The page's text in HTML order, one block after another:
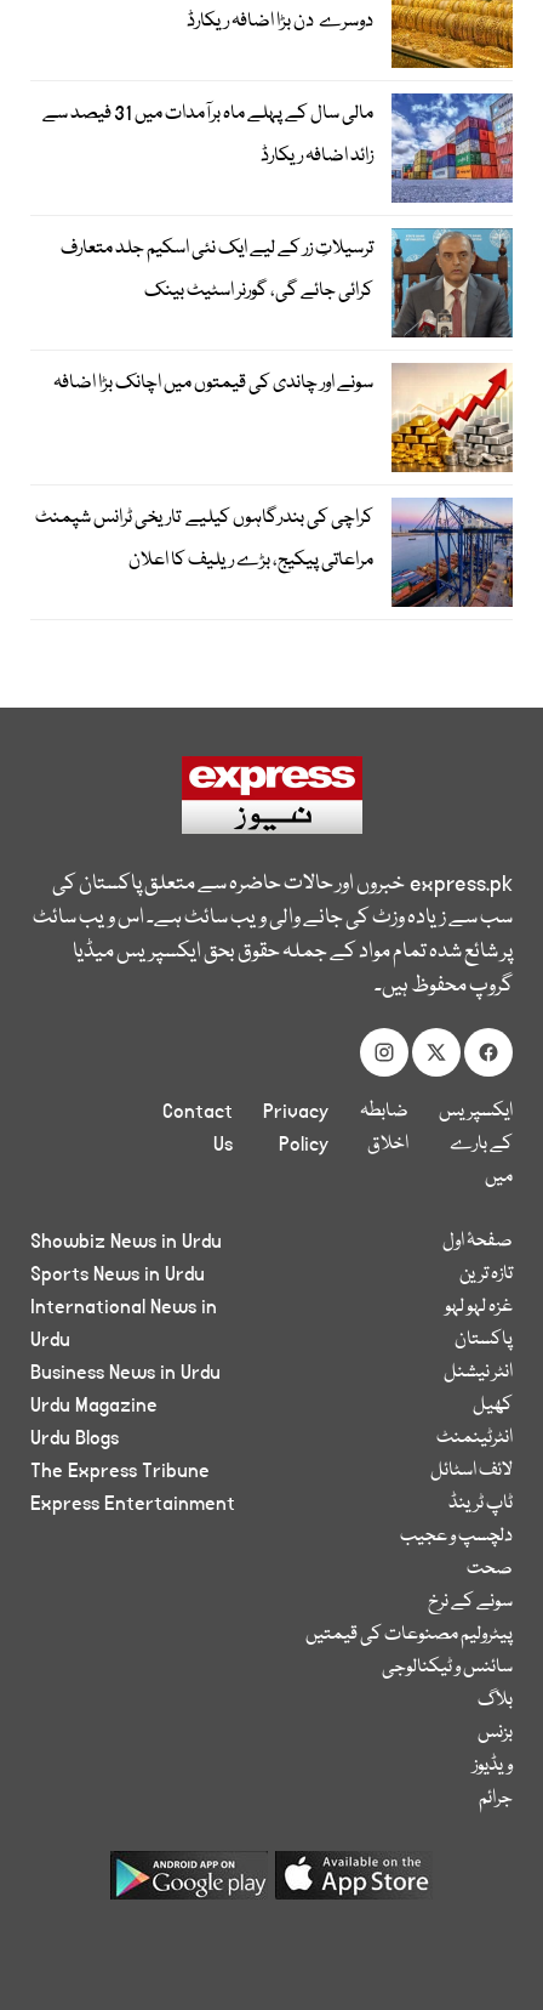
دوسرے دن بڑا اضافہ ریکارڈ
مالی سال کے پہلے ماہ برآمدات میں 31 فیصد سے
زائد اضافہ ریکارڈ
ترسیلاتِ زر کے لیے ایک نئی اسکیم جلد متعارف
کرائی جائے گی، گورنر اسٹیٹ بینک
سونے اور چاندی کی قیمتوں میں اچانک بڑا اضافہ
کراچی کی بندرگاہوں کیلیے تاریخی ٹرانس شپمنٹ
مراعاتی پیکیج، بڑے ریلیف کا اعلان
express.pkخبروں اور حالات حاضرہ سے متعلق پاکستان کی
سب سے زیادہ وزٹ کی جانے والی ویب سائٹ ہے۔ اس ویب سائٹ
پر شائع شدہ تمام مواد کے جملہ حقوق بحق ایکسپریس میڈیا
گروپ محفوظ ہیں۔
ایکسپریس
کے بارے
میں
ضابطہ
اخلاق
Privacy
Policy
Contact
Us
صفحۂ اول
تازہ ترین
غزہ لہو لہو
پاکستان
انٹر نیشنل
کھیل
انٹرٹینمنٹ
لائف اسٹائل
ٹاپ ٹرینڈ
دلچسپ و عجیب
صحت
سونے کے نرخ
پیٹرولیم مصنوعات کی قیمتیں
سائنس و ٹیکنالوجی
بلاگ
بزنس
ویڈیوز
جرائم
Showbiz News in Urdu
Sports News in Urdu
International News in
Urdu
Business News in Urdu
Urdu Magazine
Urdu Blogs
The Express Tribune
Express Entertainment